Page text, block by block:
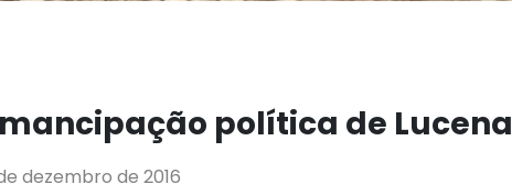
política de Lucena
dezembro de 2016